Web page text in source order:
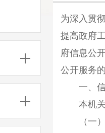
为深入贯
提高政府
府信息公
公开服务
一、信
本机关
（一）